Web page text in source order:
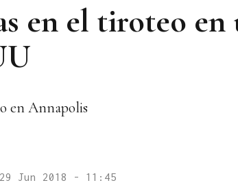
en el tiroteo en
en Annapolis
29 Jun 2018 - 11:45